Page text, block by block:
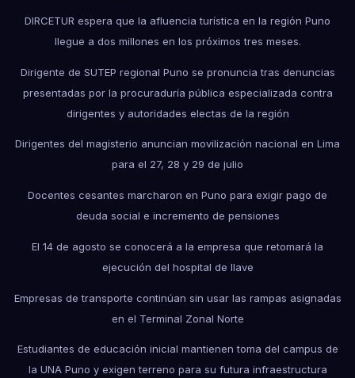
DIRCETUR espera que la afluencia turística en la región Puno
llegue a dos millones en los próximos tres meses.
Dirigente de SUTEP regional Puno se pronuncia tras denuncias
presentadas por la procuraduría pública especializada contra
dirigentes y autoridades electas de la región
Dirigentes del magisterio anuncian movilización nacional en Lima
para el 27, 28 y 29 de julio
Docentes cesantes marcharon en Puno para exigir pago de
deuda social e incremento de pensiones
El 14 de agosto se conocerá a la empresa que retomará la
ejecución del hospital de Ilave
Empresas de transporte continúan sin usar las rampas asignadas
en el Terminal Zonal Norte
Estudiantes de educación inicial mantienen toma del campus de
la UNA Puno y exigen terreno para su futura infraestructura